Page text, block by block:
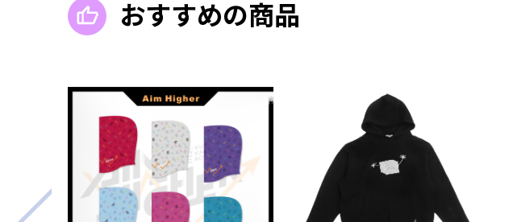
おすすめの商品